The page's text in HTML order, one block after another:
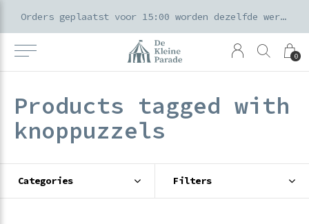
0
Orders geplaatst voor 15:00 worden dezelfde werkdag verzonden
Products tagged with
knoppuzzels
Categories Filters